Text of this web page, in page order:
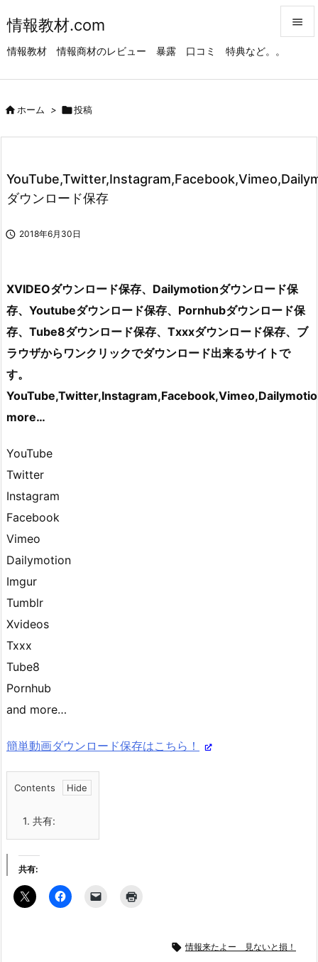
情報教材.com
情報教材 情報商材のレビュー 暴露 口コミ 特典など。。

前へ
次へ
ホーム > 投稿
ダウンロード保存
 2018年6月30日
XVIDEOダウンロード保存、Dailymotionダウンロード保
存、Youtubeダウンロード保存、Pornhubダウンロード保
存、Tube8ダウンロード保存、Txxxダウンロード保存、ブ
ラウザからワンクリックでダウンロード出来るサイトで
す。
more…
YouTube
Twitter
Instagram
Facebook
Vimeo
Dailymotion
Imgur
Tumblr
Xvideos
Txxx
Tube8
Pornhub
and more…
簡単動画ダウンロード保存はこちら！
Contents
1. 共有:
共有:
 情報来たよー 見ないと損！